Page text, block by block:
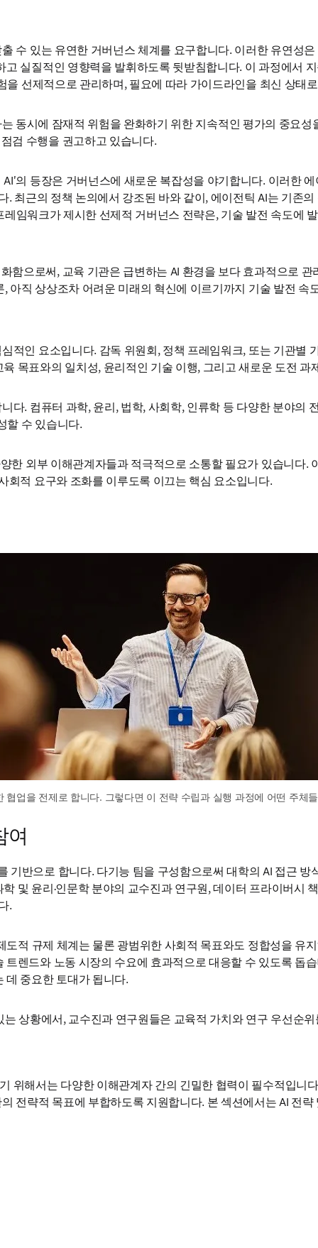
수 있는 유연한 거버넌스 체계를 요구합니다. 이러한 유연성
실질적인 영향력을 발휘하도록 뒷받침합니다. 이 과정에서
선제적으로 관리하며, 필요에 따라 가이드라인을 최신 상태
동시에 잠재적 위험을 완화하기 위한 지속적인 평가의 중요
검 수행을 권고하고 있습니다.
의 등장은 거버넌스에 새로운 복잡성을 야기합니다. 이러한
최근의 정책 논의에서 강조된 바와 같이, 에이전틱 AI는 기존
레임워크가 제시한 선제적 거버넌스 전략은, 기술 발전 속도에
함으로써, 교육 기관은 급변하는 AI 환경을 보다 효과적으로
아직 상상조차 어려운 미래의 혁신에 이르기까지 기술 발전
적인 요소입니다. 감독 위원회, 정책 프레임워크, 또는 기관별
목표와의 일치성, 윤리적인 기술 이행, 그리고 새로운 도전
다. 컴퓨터 과학, 윤리, 법학, 사회학, 인류학 등 다양한 분야의
할 수 있습니다.
한 외부 이해관계자들과 적극적으로 소통할 필요가 있습니다.
회적 요구와 조화를 이루도록 이끄는 핵심 요소입니다.
업을 전제로 합니다. 그렇다면 이 전략 수립과 실행 과정에 어떤 주체
여
기반으로 합니다. 다기능 팀을 구성함으로써 대학의 AI 접근
및 윤리·인문학 분야의 교수진과 연구원, 데이터 프라이버시
.
도적 규제 체계는 물론 광범위한 사회적 목표와도 정합성을 유
렌드와 노동 시장의 수요에 효과적으로 대응할 수 있도록 돕
데 중요한 토대가 됩니다.
상황에서, 교수진과 연구원들은 교육적 가치와 연구 우선순
위해서는 다양한 이해관계자 간의 긴밀한 협력이 필수적입니
전략적 목표에 부합하도록 지원합니다. 본 섹션에서는 AI 전